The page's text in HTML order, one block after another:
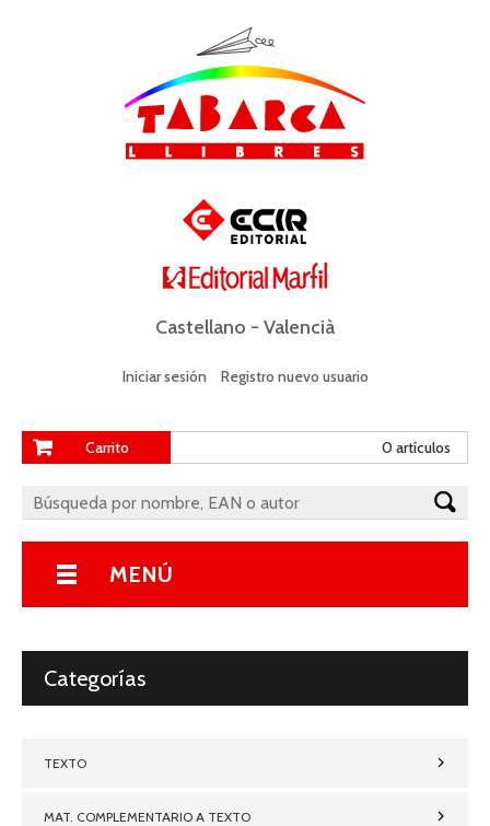
Castellano - Valencià
Iniciar sesión Registro nuevo usuario
Carrito 0 artículos
MENÚ
Categorías
TEXTO
MAT. COMPLEMENTARIO A TEXTO